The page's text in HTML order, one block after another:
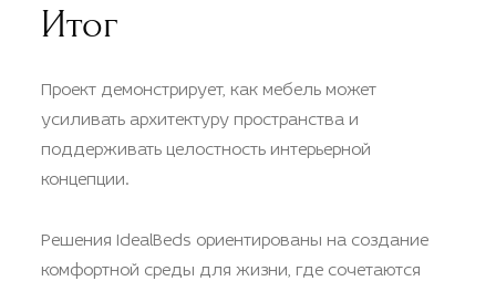
Итог
Проект демонстрирует, как мебель может
усиливать архитектуру пространства и
поддерживать целостность интерьерной
концепции.
Решения IdealBeds ориентированы на создание
комфортной среды для жизни, где сочетаются